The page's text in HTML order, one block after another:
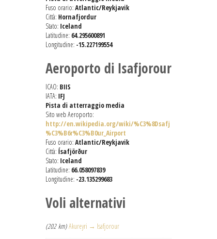
Fuso orario: Atlantic/Reykjavik
Città: Hornafjordur
Stato: Iceland
Latitudine: 64.295600891
Longitudine: -15.227199554
Aeroporto di Isafjorour
ICAO: BIIS
IATA: IFJ
Pista di atterraggio media
Sito web Aeroporto:
http://en.wikipedia.org/wiki/%C3%8Dsafj
%C3%B6r%C3%B0ur_Airport
Fuso orario: Atlantic/Reykjavik
Città: Ísafjörður
Stato: Iceland
Latitudine: 66.058097839
Longitudine: -23.135299683
Voli alternativi
(202 km) Akureyri → Isafjorour